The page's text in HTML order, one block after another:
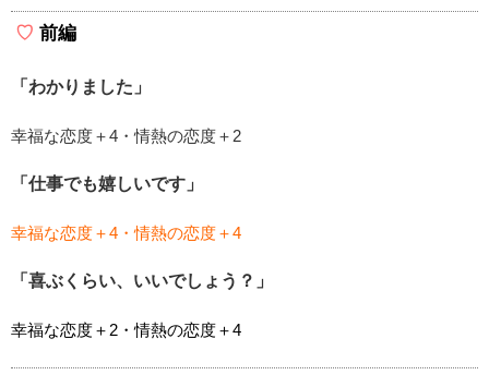
前編
「わかりました」
幸福な恋度＋4・情熱の恋度＋2
「仕事でも嬉しいです」
幸福な恋度＋4・情熱の恋度＋4
「喜ぶくらい、いいでしょう？」
幸福な恋度＋2・情熱の恋度＋4